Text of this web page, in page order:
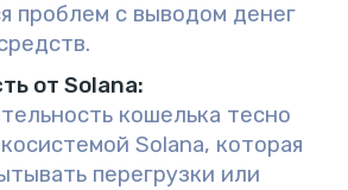
проблем с выводом денег
от Solana:
кошелька тесно
Solana, которая
перегрузки или